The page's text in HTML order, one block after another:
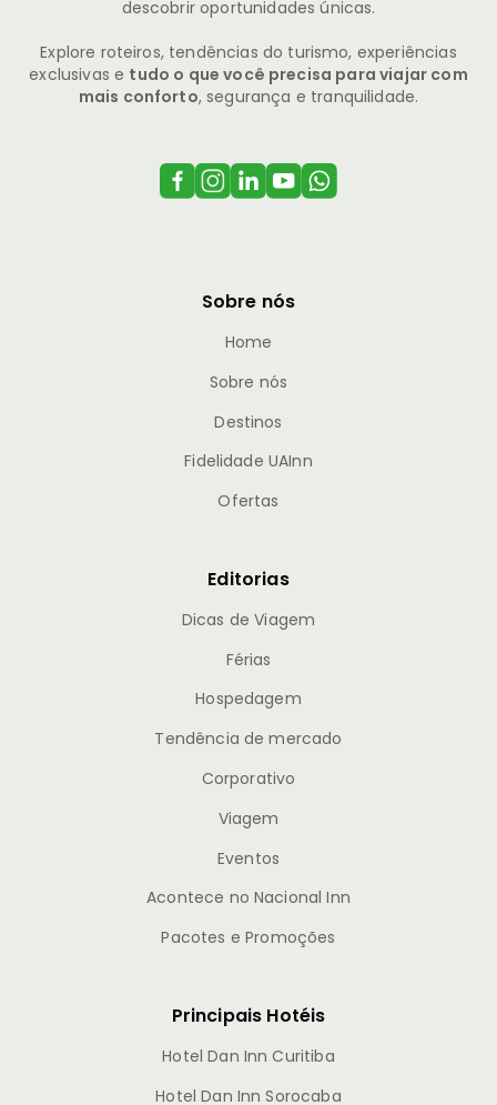
descobrir oportunidades únicas.
Explore roteiros, tendências do turismo, experiências
exclusivas e tudo o que você precisa para viajar com
mais conforto, segurança e tranquilidade.
Sobre nós
Home
Sobre nós
Destinos
Fidelidade UAInn
Ofertas
Editorias
Dicas de Viagem
Férias
Hospedagem
Tendência de mercado
Corporativo
Viagem
Eventos
Acontece no Nacional Inn
Pacotes e Promoções
Principais Hotéis
Hotel Dan Inn Curitiba
Hotel Dan Inn Sorocaba